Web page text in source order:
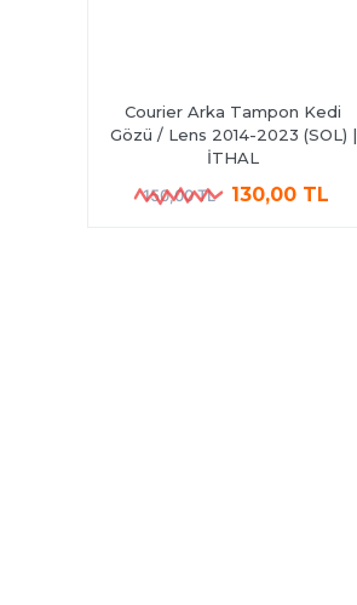
Courier Arka Tampon Kedi
Gözü / Lens 2014-2023 (SOL) |
İTHAL
150,00 TL
130,00 TL